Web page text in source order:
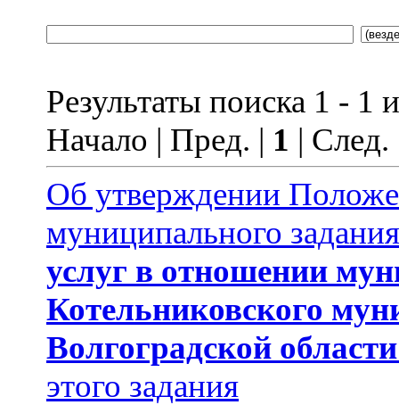
Результаты поиска 1 - 1
Начало | Пред. | 1 |
Об утверждении
муниципального
услуг в отношении
Котельниковского
Волгоградской области
этого задания